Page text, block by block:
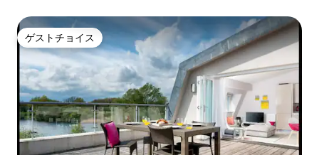
ゲストチョイス
ゲストチョイス